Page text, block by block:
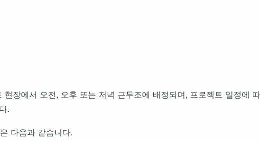
장에서 오전, 오후 또는 저녁 근무조에 배정되며, 프로젝트 일정에 따
.
다음과 같습니다.